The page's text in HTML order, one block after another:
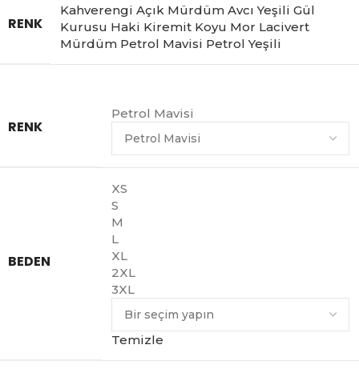
RENK
Kahverengi Açık Mürdüm Avcı Yeşili Gül
Kurusu Haki Kiremit Koyu Mor Lacivert
Mürdüm Petrol Mavisi Petrol Yeşili
RENK
Petrol Mavisi
BEDEN
XS
S
M
L
XL
2XL
3XL
Temizle